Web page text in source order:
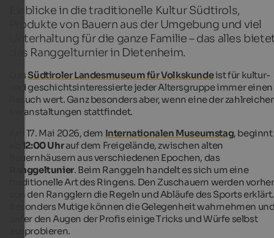
Einblicke in die traditionelle Kultur Südtirols,
Produkte von Bauern aus der Umgebung und viel
Unterhaltung für die ganze Familie – das alles
das Ranggelturnier in Dietenheim.
DasSüdtiroler Landesmuseum für Volkskundeist für kultur-
und geschichtsinteressierte jeder Altersgruppe immer einen
Besuch wert. Ganz besonders aber, wenn eine der
Veranstaltungen stattfindet.
Am 17. Mai 2026, dem Internationalen Museumstag, beginnt
12:00 Uhrauf dem Freigelände, zwischen alten
Bauernhäusern aus verschiedenen Epochen, das
Ranggeltunier. Beim Ranggeln handelt es sich um eine
traditionelle Art des Ringens. Den Zuschauern werden vorher
von den Rangglern die Regeln und Abläufe des Sports erklärt.
Besonders Mutige können die Gelegenheit wahrnehmen
unter den Augen der Profis einige Tricks und Würfe selbst
ausprobieren.